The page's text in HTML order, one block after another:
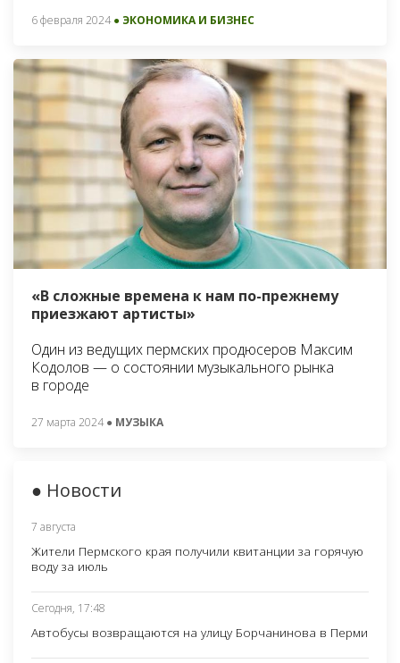
6 февраля 2024● ЭКОНОМИКА И БИЗНЕС
«В сложные времена к нам по-прежнему
приезжают артисты»
Один из ведущих пермских продюсеров Максим
Кодолов — о состоянии музыкального рынка
в городе
27 марта 2024● МУЗЫКА
● Новости
7 августа
Жители Пермского края получили квитанции за горячую
воду за июль
Сегодня, 17:48
Автобусы возвращаются на улицу Борчанинова в Перми